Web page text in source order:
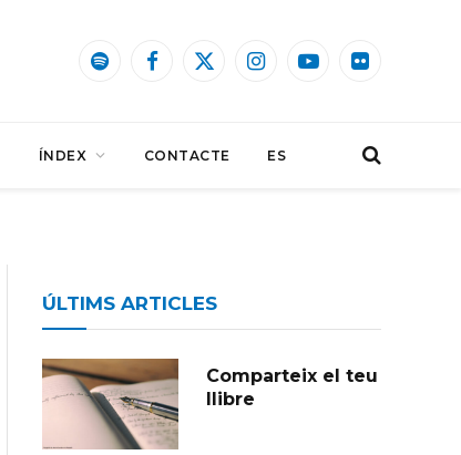
SpotifyFacebook
X
InstagramYouTubeFlickr
ÍNDEX CONTACTE ES
ÚLTIMS ARTICLES
Comparteix el teu
llibre